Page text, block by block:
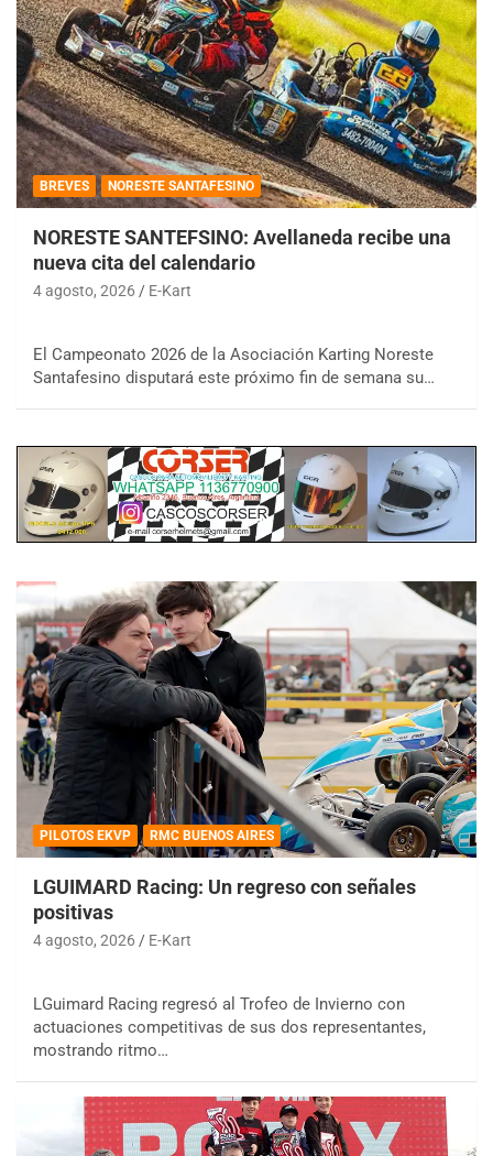
BREVES NORESTE SANTAFESINO
NORESTE SANTEFSINO: Avellaneda recibe una
nueva cita del calendario
4 agosto, 2026 E-Kart
El Campeonato 2026 de la Asociación Karting Noreste
Santafesino disputará este próximo fin de semana su…
PILOTOS EKVP RMC BUENOS AIRES
LGUIMARD Racing: Un regreso con señales
positivas
4 agosto, 2026 E-Kart
LGuimard Racing regresó al Trofeo de Invierno con
actuaciones competitivas de sus dos representantes,
mostrando ritmo…